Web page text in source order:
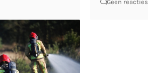
Geen reacties